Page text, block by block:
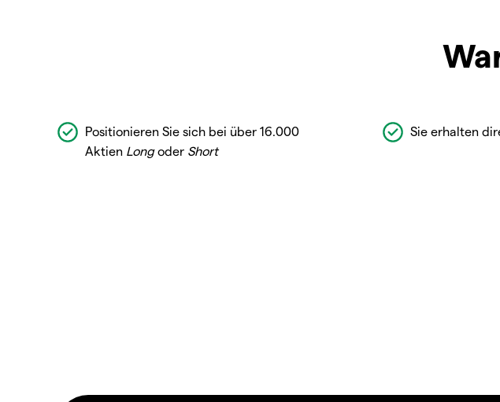
Positionieren Sie sich bei über 16.000
Aktien Longoder Short
Sie erhalten